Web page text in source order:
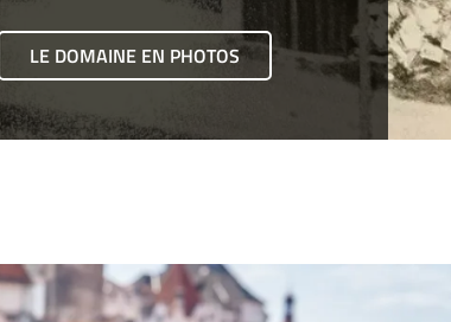
LE DOMAINE EN PHOTOS